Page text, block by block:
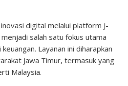
digital melalui platform J-
salah satu fokus utama
Layanan ini diharapkan
Jawa Timur, termasuk yang
Malaysia.